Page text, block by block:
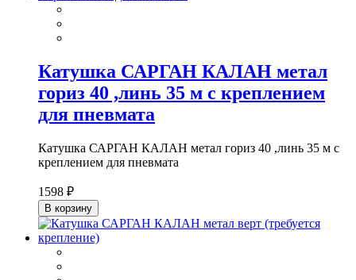
Катушка САРГАН КАЛАН метал
гориз 40 ,линь 35 м с креплением
для пневмата
Катушка САРГАН КАЛАН метал гориз 40 ,линь 35 м с
креплением для пневмата
1598 ₽
В корзину